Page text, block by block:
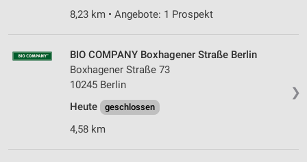
8,23 km • Angebote: 1 Prospekt
❯
BIO COMPANY Boxhagener Straße Berlin
Boxhagener Straße 73
10245 Berlin
Heute
geschlossen
4,58 km
Verwendung von Profilen zur Auswahl
Erstellung von Profilen zur Personalisierung
von Inhalten
personalisierter Inhalte
Messung der Werbeleistung